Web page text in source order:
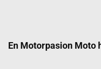
En Motorpasion Moto